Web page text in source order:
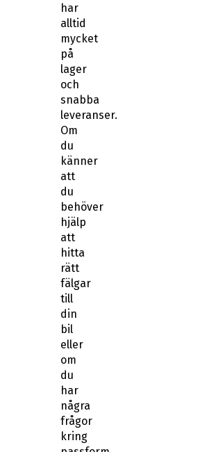
har
alltid
mycket
på
lager
och
snabba
leveranser.
Om
du
känner
att
du
behöver
hjälp
att
hitta
rätt
fälgar
till
din
bil
eller
om
du
har
några
frågor
kring